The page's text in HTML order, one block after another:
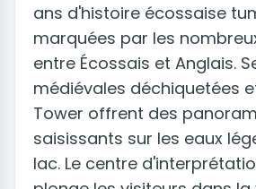
ans d'histoire écossaise
marquées par les
entre Écossais et Anglais.
médiévales déchiquetées
Tower offrent des
saisissants sur les eaux
lac. Le centre